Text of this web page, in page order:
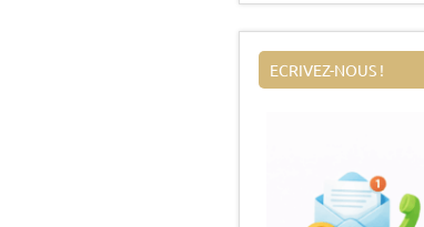
ECRIVEZ-NOUS !